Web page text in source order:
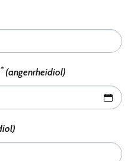
* (angenrheidiol)